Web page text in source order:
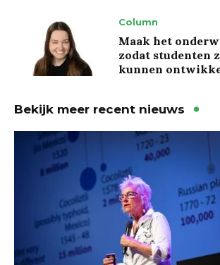
Column
Maak het
zodat studenten
kunnen
Bekijk meer recent nieuws